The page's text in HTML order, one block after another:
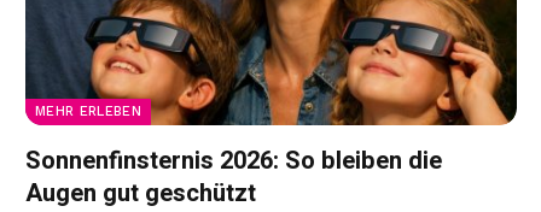
MEHR ERLEBEN
Sonnenfinsternis 2026: So bleiben die
Augen gut geschützt